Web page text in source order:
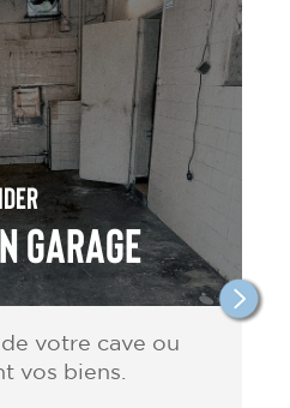
garage
votre cave ou
vos biens.